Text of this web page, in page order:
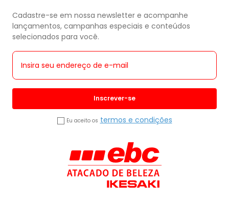
Cadastre-se em nossa newsletter e acompanhe
lançamentos, campanhas especiais e conteúdos
selecionados para você.
Inscrever-se
Eu aceito os termos e condições